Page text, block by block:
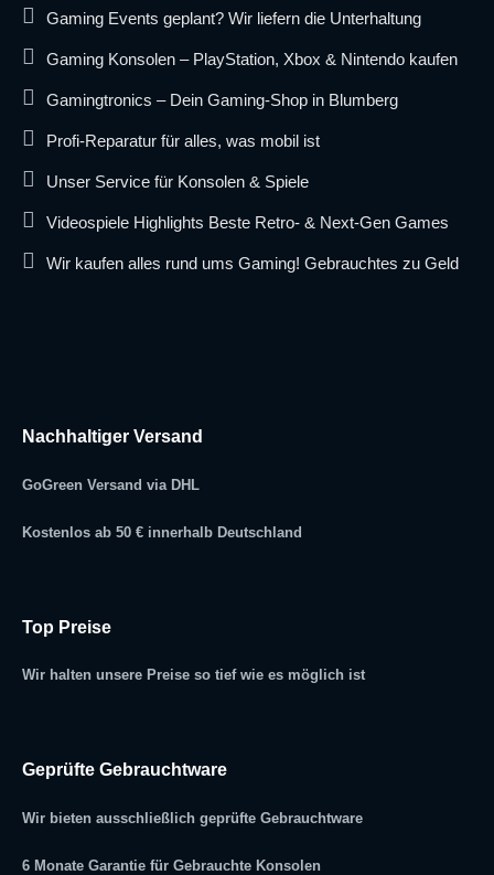
Gaming Events geplant? Wir liefern die Unterhaltung
Gaming Konsolen – PlayStation, Xbox & Nintendo kaufen
Gamingtronics – Dein Gaming-Shop in Blumberg
Profi-Reparatur für alles, was mobil ist
Unser Service für Konsolen & Spiele
Videospiele Highlights Beste Retro- & Next-Gen Games
Wir kaufen alles rund ums Gaming! Gebrauchtes zu Geld
Nachhaltiger Versand
GoGreen Versand via DHL
Kostenlos ab 50 € innerhalb Deutschland
Top Preise
Wir halten unsere Preise so tief wie es möglich ist
Geprüfte Gebrauchtware
Wir bieten ausschließlich geprüfte Gebrauchtware
6 Monate Garantie für Gebrauchte Konsolen